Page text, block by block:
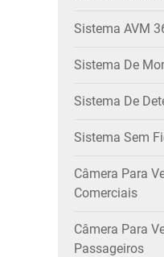
Sistema AVM
Sistema De
Sistema De
Sistema Sem
Câmera Para
Comerciais
Câmera Para
Passageiros